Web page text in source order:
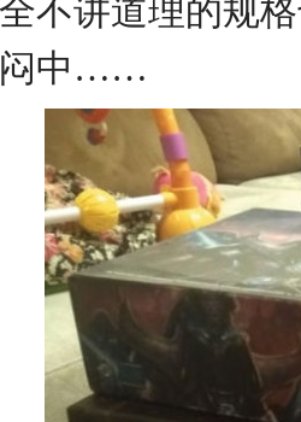
不讲道理的规
闷中……